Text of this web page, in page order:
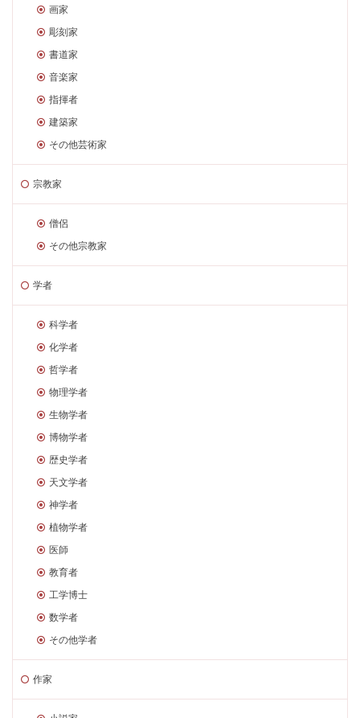
画家
彫刻家
書道家
音楽家
指揮者
建築家
その他芸術家
宗教家
僧侶
その他宗教家
学者
科学者
化学者
哲学者
物理学者
生物学者
博物学者
歴史学者
天文学者
神学者
植物学者
医師
教育者
工学博士
数学者
その他学者
作家